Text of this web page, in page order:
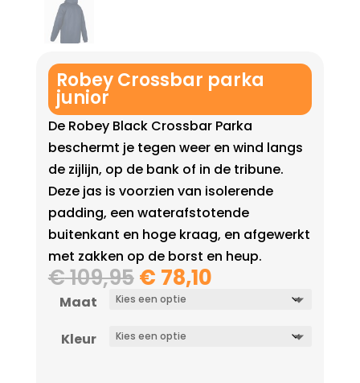
Robey Crossbar parka
junior
De Robey Black Crossbar Parka
beschermt je tegen weer en wind langs
de zijlijn, op de bank of in de tribune.
Deze jas is voorzien van isolerende
padding, een waterafstotende
buitenkant en hoge kraag, en afgewerkt
met zakken op de borst en heup.
€109,95 Oorspronkelijke
prijs
€ 109,95.
€ 78,10Huidige
Maat
Kleur